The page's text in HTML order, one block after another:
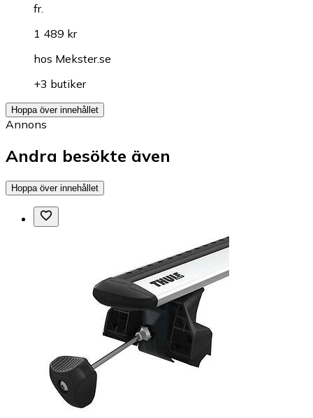
fr.
1 489 kr
hos Mekster.se
+3 butiker
Hoppa över innehållet
Annons
Andra besökte även
Hoppa över innehållet